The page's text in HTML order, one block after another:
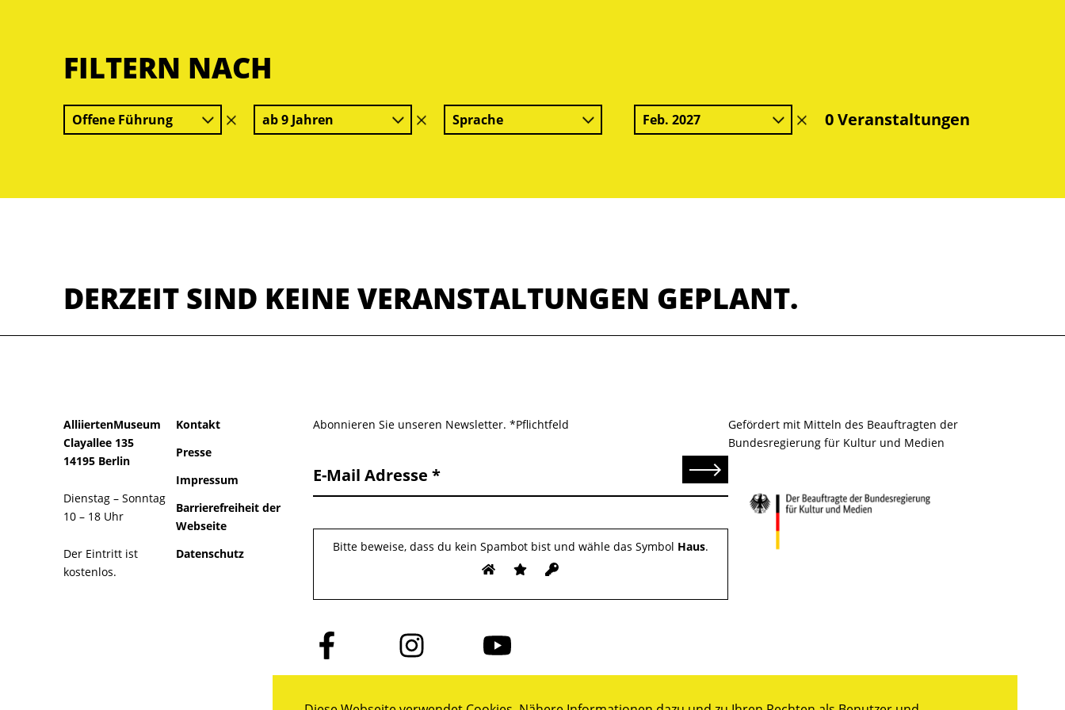
FILTERN NACH
Offene Führung
Filter
löschen
ab 9 Jahren
Filter
löschen
Sprache Feb. 2027
Filter0 Veranstaltungen
DERZEIT SIND KEINE VERANSTALTUNGEN GEPLANT.
AlliiertenMuseum
Clayallee 135
14195 Berlin
Dienstag – Sonntag
10 – 18 Uhr
Der Eintritt ist
kostenlos.
Kontakt
Presse
Impressum
Barrierefreiheit der
Webseite
Datenschutz
Abonnieren Sie unseren Newsletter. *Pflichtfeld
E-Mail Adresse Senden
Bitte beweise, dass du kein Spambot bist und wähle das Symbol Haus.
Folge
uns
auf
Folge
uns
auf
Folge
uns
auf
Gefördert mit Mitteln des Beauftragten der
Bundesregierung für Kultur und Medien